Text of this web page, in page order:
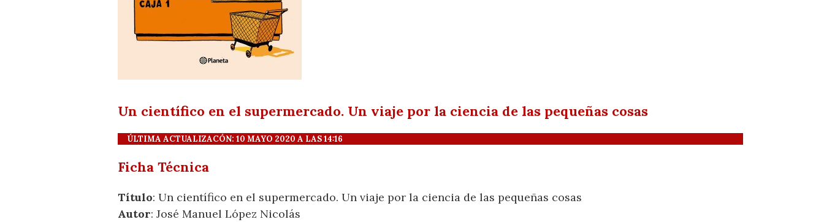
Un científico en el supermercado. Un viaje por la ciencia de las pequeñas cosas
ÚLTIMA ACTUALIZACÓN: 10 MAYO 2020 A LAS 14:16
Ficha Técnica
Título: Un científico en el supermercado. Un viaje por la ciencia de las pequeñas cosas
Autor: José Manuel López Nicolás